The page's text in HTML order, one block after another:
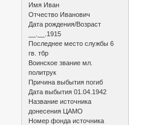
Имя Иван
Отчество Иванович
Дата рождения/Возраст
__.__.1915
Последнее место службы 6
гв. тбр
Воинское звание мл.
политрук
Причина выбытия погиб
Дата выбытия 01.04.1942
Название источника
донесения ЦАМО
Номер фонда источника